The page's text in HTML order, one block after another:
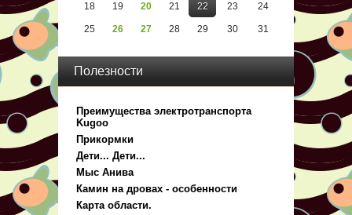
18 19 20 21 22 23 24
25 26 27 28 29 30 31
Полезности
Преимущества электротранспорта
Kugoo
Прикормки
Дети... Дети...
Мыс Анива
Камин на дровах - особенности
Карта области.